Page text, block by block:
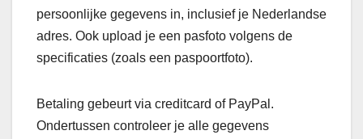
persoonlijke gegevens in, inclusief je Nederlandse
adres. Ook upload je een pasfoto volgens de
specificaties (zoals een paspoortfoto).
Betaling gebeurt via creditcard of PayPal.
Ondertussen controleer je alle gegevens